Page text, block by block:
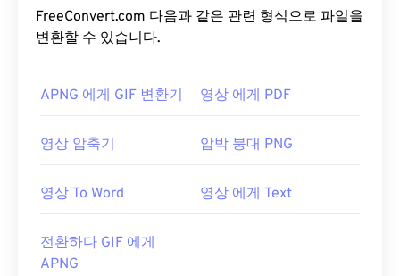
FreeConvert.com 다음과 같은 관련 형식으로 파일을
변환할 수 있습니다.
APNG 에게 GIF 변환기 영상 에게 PDF
영상 압축기 압박 붕대 PNG
영상 To Word 영상 에게 Text
전환하다 GIF 에게
APNG